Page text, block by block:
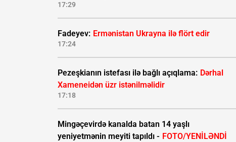
17:29
Fadeyev: Ermənistan Ukrayna ilə flört edir
17:24
Pezeşkianın istefası ilə bağlı açıqlama: Dərhal
Xameneidən üzr istənilməlidir
17:18
Mingəçevirdə kanalda batan 14 yaşlı
yeniyetmənin meyiti tapıldı - FOTO/YENİLƏNDİ